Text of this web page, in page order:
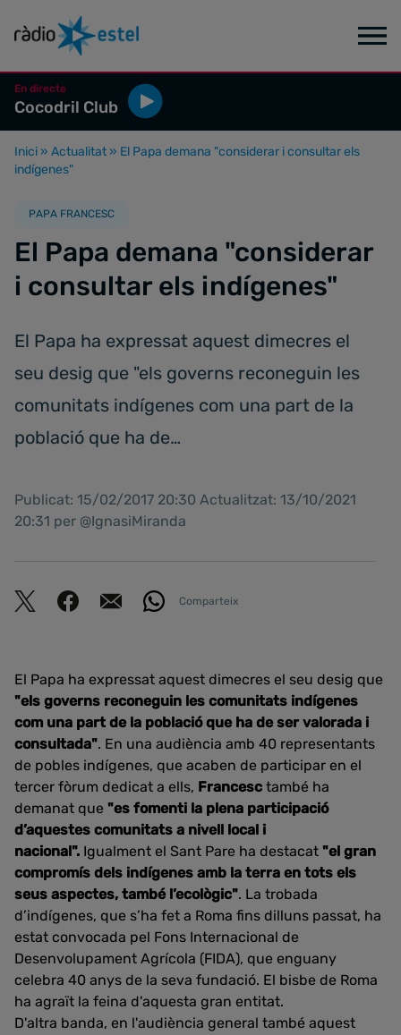
En directe
Cocodril Club
Inici » Actualitat » El Papa demana "considerar i consultar els
indígenes"
PAPA FRANCESC
El Papa demana "considerar
i consultar els indígenes"
El Papa ha expressat aquest dimecres el
seu desig que "els governs reconeguin les
comunitats indígenes com una part de la
població que ha de…
Publicat: 15/02/2017 20:30 Actualitzat: 13/10/2021
20:31 per @IgnasiMiranda
Comparteix
El Papa ha expressat aquest dimecres el seu desig que
"els governs reconeguin les comunitats indígenes
com una part de la població que ha de ser valorada i
consultada". En una audiència amb 40 representants
de pobles indígenes, que acaben de participar en el
tercer fòrum dedicat a ells, Francesc també ha
demanat que "es fomenti la plena participació
d’aquestes comunitats a nivell local i
nacional". Igualment el Sant Pare ha destacat "el gran
compromís dels indígenes amb la terra en tots els
seus aspectes, també l’ecològic". La trobada
d’indígenes, que s’ha fet a Roma fins dilluns passat, ha
estat convocada pel Fons Internacional de
Desenvolupament Agrícola (FIDA), que enguany
celebra 40 anys de la seva fundació. El bisbe de Roma
ha agraït la feina d'aquesta gran entitat.
D'altra banda, en l'audiència general també aquest